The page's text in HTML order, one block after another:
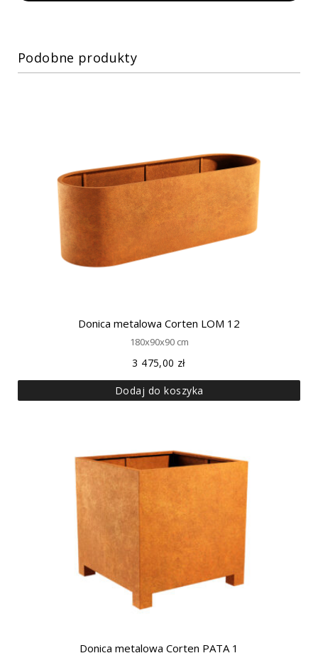
Podobne produkty
Donica metalowa Corten LOM 12
180x90x90 cm
3 475,00 zł
Dodaj do koszyka
Donica metalowa Corten PATA 1